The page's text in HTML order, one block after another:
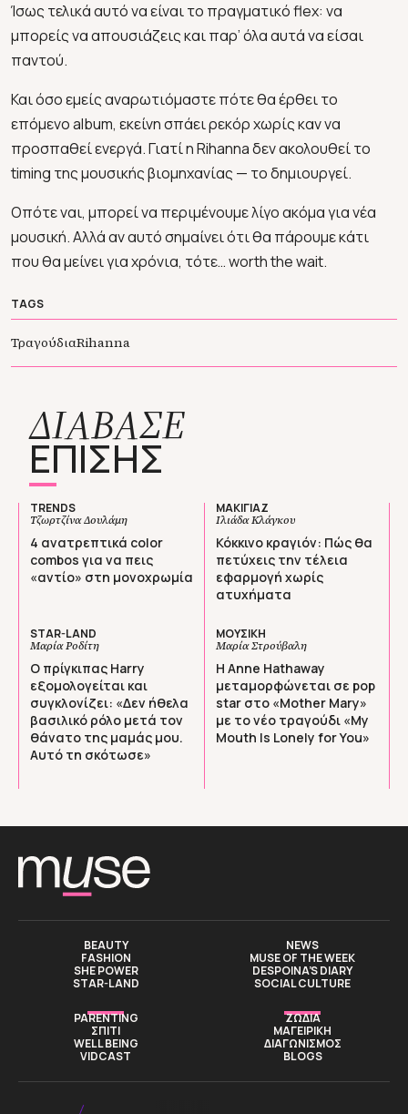
Ίσως τελικά αυτό να είναι το πραγματικό flex: να
μπορείς να απουσιάζεις και παρ’ όλα αυτά να είσαι
παντού.
Και όσο εμείς αναρωτιόμαστε πότε θα έρθει το
επόμενο album, εκείνη σπάει ρεκόρ χωρίς καν να
προσπαθεί ενεργά. Γιατί η Rihanna δεν ακολουθεί το
timing της μουσικής βιομηχανίας — το δημιουργεί.
Οπότε ναι, μπορεί να περιμένουμε λίγο ακόμα για νέα
μουσική. Αλλά αν αυτό σημαίνει ότι θα πάρουμε κάτι
που θα μείνει για χρόνια, τότε… worth the wait.
TAGS
ΤραγούδιαRihanna
ΔΙΑΒΑΣΕ
ΕΠΙΣΗΣ
TRENDS
Τζωρτζίνα Δουλάμη
4 ανατρεπτικά color
combos για να πεις
«αντίο» στη μονοχρωμία
ΜΑΚΙΓΙΑΖ
Ιλιάδα Κλάγκου
Κόκκινο κραγιόν: Πώς θα
πετύχεις την τέλεια
εφαρμογή χωρίς
ατυχήματα
STAR-LAND
Μαρία Ροδίτη
Ο πρίγκιπας Harry
εξομολογείται και
συγκλονίζει: «Δεν ήθελα
βασιλικό ρόλο μετά τον
θάνατο της μαμάς μου.
Αυτό τη σκότωσε»
ΜΟΥΣΙΚΗ
Μαρία Στρούβαλη
Η Anne Hathaway
μεταμορφώνεται σε pop
star στο «Mother Mary»
με το νέο τραγούδι «My
Mouth Is Lonely for You»
BEAUTY
FASHION
SHE POWER
STAR-LAND
NEWS
MUSE OF THE WEEK
DESPOINA’S DIARY
SOCIAL CULTURE
PARENTING
ΣΠΙΤΙ
WELL BEING
VIDCAST
ΖΩΔΙΑ
ΜΑΓΕΙΡΙΚΗ
ΔΙΑΓΩΝΙΣΜΟΣ
BLOGS